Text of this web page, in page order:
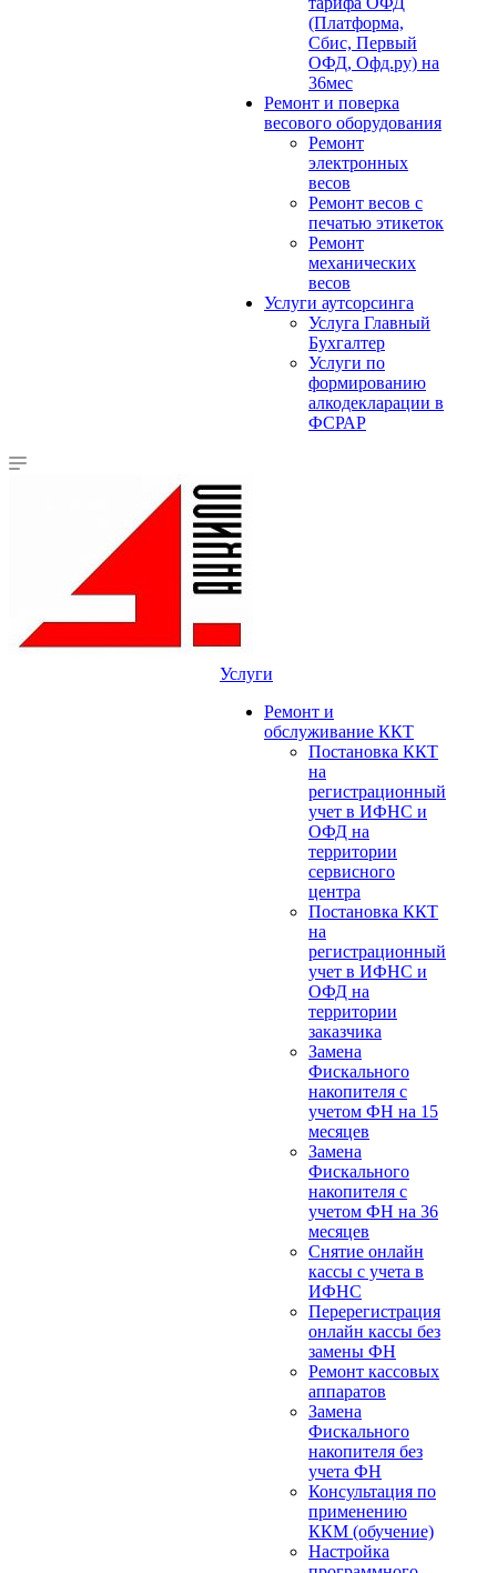
(Платформа,
Сбис, Первый
ОФД, Офд.ру) на
36мес
Ремонт и поверка
весового оборудования
Ремонт
электронных
весов
Ремонт весов с
печатью этикеток
Ремонт
механических
весов
Услуги аутсорсинга
Услуга Главный
Бухгалтер
Услуги по
формированию
алкодекларации в
ФСРАР
Услуги
Ремонт и
обслуживание ККТ
Постановка ККТ
на
регистрационный
учет в ИФНС и
ОФД на
территории
сервисного
центра
Постановка ККТ
на
регистрационный
учет в ИФНС и
ОФД на
территории
заказчика
Замена
Фискального
накопителя с
учетом ФН на 15
месяцев
Замена
Фискального
накопителя с
учетом ФН на 36
месяцев
Снятие онлайн
кассы с учета в
ИФНС
Перерегистрация
онлайн кассы без
замены ФН
Ремонт кассовых
аппаратов
Замена
Фискального
накопителя без
учета ФН
Консультация по
применению
ККМ (обучение)
Настройка